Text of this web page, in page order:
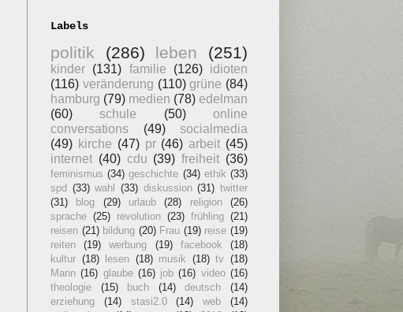
Labels
politik (286) leben (251)
kinder (131) familie (126)
idioten
(116) veränderung (110) grüne (84)
hamburg (79) medien (78) edelman
(60)
schule (50)
online
conversations
(49)
socialmedia
(49) kirche (47) pr (46) arbeit (45)
internet (40) cdu (39) freiheit (36)
feminismus (34) geschichte (34) ethik (33)
spd (33) wahl (33) diskussion (31) twitter
(31)
blog (29) urlaub (28) religion
(26)
sprache (25) revolution (23) frühling (21)
reisen (21) bildung (20) Frau (19) reise (19)
reiten
(19) werbung (19) facebook
(18)
kultur (18) lesen (18) musik (18) tv
(18)
Mann (16) glaube (16) job (16) video (16)
theologie
(15) buch (14) deutsch
(14)
erziehung
(14) stasi2.0 (14) web
(14)